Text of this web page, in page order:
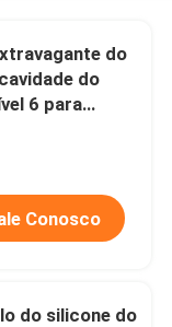
do
do
6 para
Conosco
do silicone do